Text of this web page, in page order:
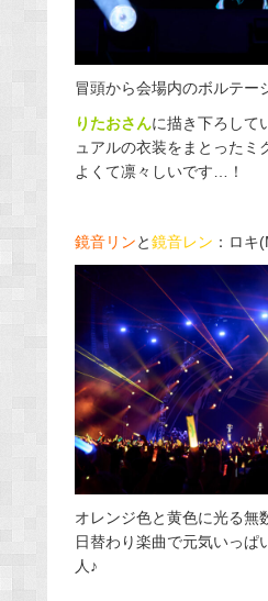
冒頭から会場内のボルテー
りたおさんに描き下ろして
ュアルの衣装をまとったミ
よくて凛々しいです…！
鏡音リンと鏡音レン ：ロキ
オレンジ色と黄色に光る無
日替わり楽曲で元気いっぱ
人♪